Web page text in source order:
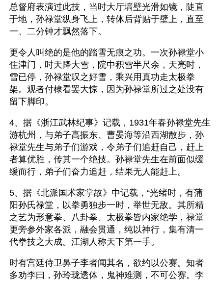
总督府表演过此技，当时大厅墙壁光滑如镜，陡直
于地，孙禄堂纵身飞上，转体后背贴于壁上，直至
一、二分钟才飘然落下。
更令人叫绝的是他的踏雪无痕之功。一次孙禄堂小
住津门，时天降大雪，院中积雪半尺余，天亮时，
雪已停，孙禄堂叹之好雪，乘兴用真功走太极拳
架。观者付棣看罢大惊，因为孙禄堂所过之处没有
留下脚印。
4、据《浙江武林纪事》记载，1931年春孙禄堂先生
游杭州，与弟子高振东、曹晏海等沿西湖散步，孙
禄堂先生与弟子们游戏，令弟子们追赶自己，赶上
者算优胜，传其一个绝技。孙禄堂先生在前面似缓
缓而行，弟子们奋力追赶，结果无人能赶上。
5、据《北派国术家掌故》中记载，“光绪时，有蒲
阳孙氏禄堂，以拳勇独步一时，举世无敌。其所精
之艺为形意拳、八卦拳、太极拳皆内家绝学，禄堂
更旁参外家各派，融会贯通，纯以神行，集有清一
代拳技之大成。江湖人称天下第一手。
时有宫廷侍卫鼻子李者闻其名，欲约以公赛。知者
多劝李曰，孙玲珑透体，鬼神难测，不可公赛。李